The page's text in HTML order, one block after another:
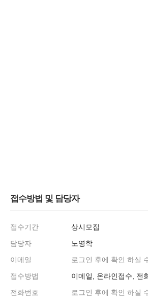
접수방법 및 담당자
접수기간
상시모집
담당자
노영학
이메일
로그인 후에 확인 하실
접수방법
이메일, 온라인접수, 전
전화번호
로그인 후에 확인 하실